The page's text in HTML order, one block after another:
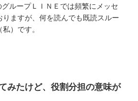
ループＬＩＮＥでは頻繁にメッセ
ますが、何を読んでも既読スルー
）です。
みたけど、役割分担の意味が